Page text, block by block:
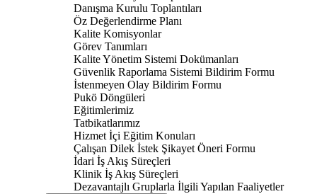
Danışma Kurulu Toplantıları
Öz Değerlendirme Planı
Kalite Komisyonlar
Görev Tanımları
Kalite Yönetim Sistemi Dokümanları
Güvenlik Raporlama Sistemi Bildirim Formu
İstenmeyen Olay Bildirim Formu
Pukö Döngüleri
Eğitimlerimiz
Tatbikatlarımız
Hizmet İçi Eğitim Konuları
Çalışan Dilek İstek Şikayet Öneri Formu
İdari İş Akış Süreçleri
Klinik İş Akış Süreçleri
Dezavantajlı Gruplarla İlgili Yapılan Faaliyetler